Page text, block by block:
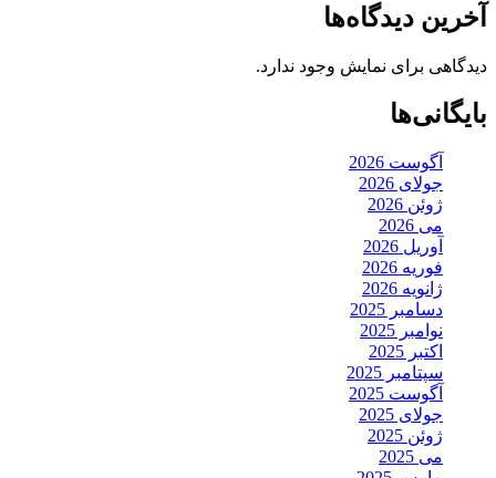
آخرین دیدگاه‌ها
دیدگاهی برای نمایش وجود ندارد.
بایگانی‌ها
آگوست 2026
جولای 2026
ژوئن 2026
می 2026
آوریل 2026
فوریه 2026
ژانویه 2026
دسامبر 2025
نوامبر 2025
اکتبر 2025
سپتامبر 2025
آگوست 2025
جولای 2025
ژوئن 2025
می 2025